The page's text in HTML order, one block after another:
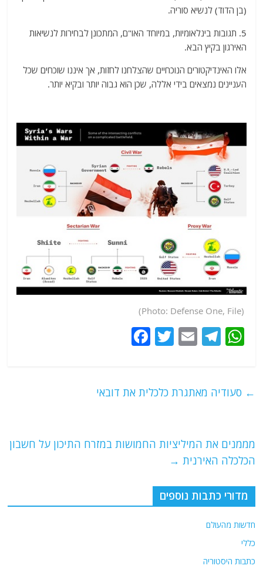
(בן הדוד) לנשיא סוריה.
5. תגובות בינלאומיות, במיוחד האו"ם, המתכונן לבחירות לנשיאות
האירגון בקיץ הבא.
אלו האינדיקטורים הנוכחיים שהצלחנו לחזות, אך איננו שוכחים שכל
העניינים נמצאים בידי אללה, שכן הוא גבוה יותר ובקיא יותר.
(Photo: Defense One, File)
W
s
p
T
g
E
l
T
er
e
o
← סעודיה מאתגרת כלכלית את דובאי
מממנים את המיליציות החמושות במזרח התיכון על חשבון
הכלכלה האירנית →
מדורי כתבות נוספים
חדשות מהעולם
כללי
כתבות היסטוריה